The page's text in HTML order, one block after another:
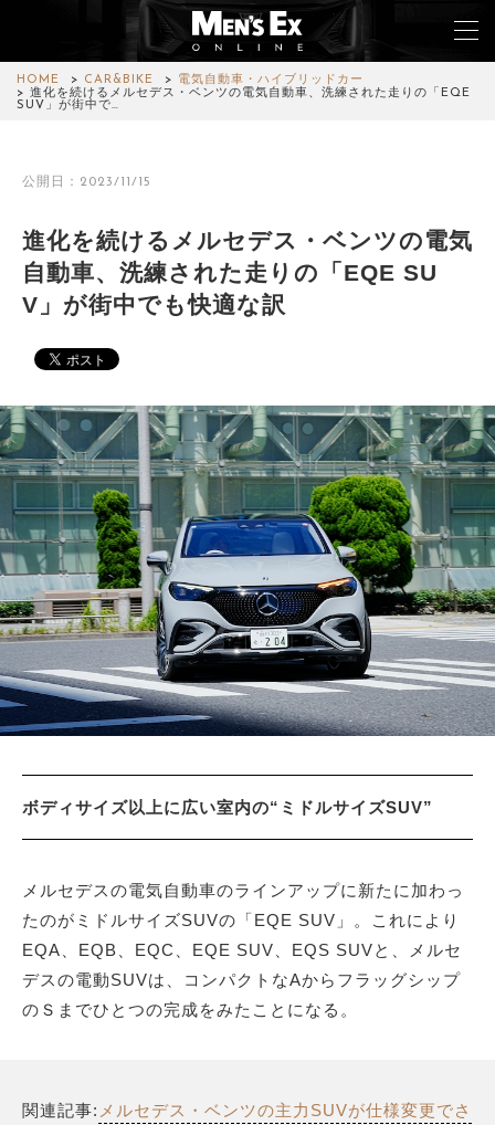
HOME CAR&BIKE
電気自動車・ハイブリッドカー
進化を続けるメルセデス・ベンツの電気自動車、洗練された走りの「EQE
SUV」が街中で…
公開日：2023/11/15
進化を続けるメルセデス・ベンツの電気
自動車、洗練された走りの「EQE SU
V」が街中でも快適な訳
ボディサイズ以上に広い室内の“ミドルサイズSUV”
メルセデスの電気自動車のラインアップに新たに加わっ
たのがミドルサイズSUVの「EQE SUV」。これにより
EQA、EQB、EQC、EQE SUV、EQS SUVと、メルセ
デスの電動SUVは、コンパクトなAからフラッグシップ
のＳまでひとつの完成をみたことになる。
関連記事: メルセデス・ベンツの主力SUVが仕様変更でさ
FASHION
WATCH
CAR&BIKE
MAGAZINE
ABOUT SITE
サイトマップ